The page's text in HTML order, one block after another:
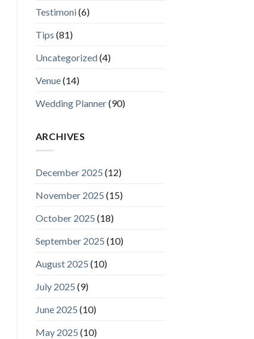
Testimoni(6)
Tips (81)
Uncategorized(4)
Venue(14)
Wedding Planner(90)
ARCHIVES
December 2025 (12)
November 2025 (15)
October 2025 (18)
September 2025 (10)
August 2025 (10)
July 2025 (9)
June 2025 (10)
May 2025 (10)